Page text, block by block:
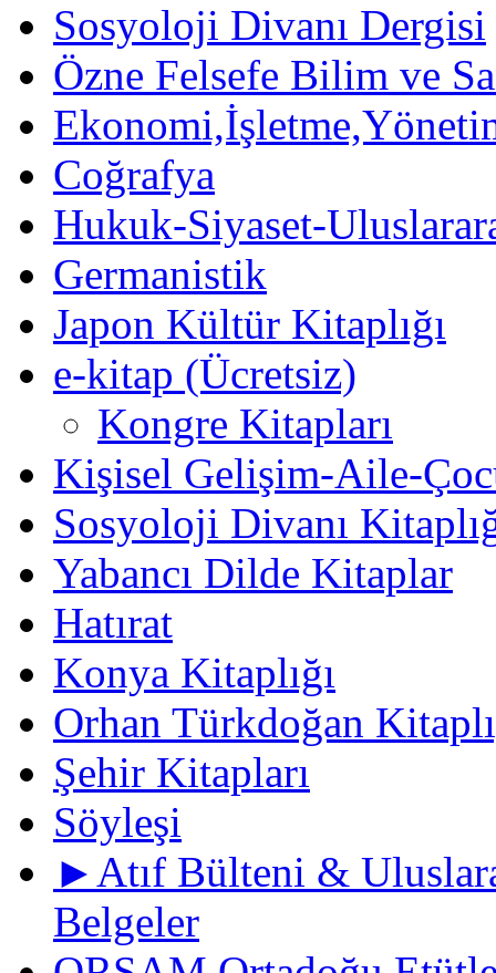
Sosyoloji Divanı Dergisi
Özne Felsefe Bilim ve
Coğrafya
Hukuk-Siyaset-
Germanistik
Japon Kültür Kitaplığı
e-kitap (Ücretsiz)
Kongre Kitapları
Kişisel Gelişim-Aile-
Sosyoloji Divanı
Yabancı Dilde Kitaplar
Hatırat
Konya Kitaplığı
Orhan Türkdoğan
Şehir Kitapları
Söyleşi
►Atıf Bülteni &
Belgeler